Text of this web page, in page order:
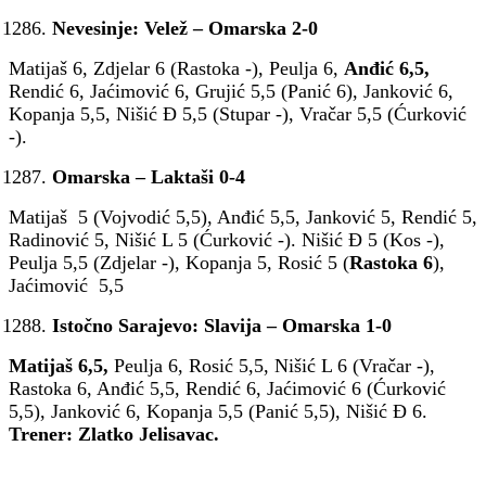
Nevesinje: Velež – Omarska 2-0
Matijaš 6, Zdjelar 6 (Rastoka -), Peulja 6, Anđić 6,5,
Rendić 6, Jaćimović 6, Grujić 5,5 (Panić 6), Janković 6,
Kopanja 5,5, Nišić Đ 5,5 (Stupar -), Vračar 5,5 (Ćurković
-).
Omarska – Laktaši 0-4
Matijaš 5 (Vojvodić 5,5), Anđić 5,5, Janković 5, Rendić 5,
Radinović 5, Nišić L 5 (Ćurković -). Nišić Đ 5 (Kos -),
Peulja 5,5 (Zdjelar -), Kopanja 5, Rosić 5 (Rastoka 6),
Jaćimović 5,5
Istočno Sarajevo: Slavija – Omarska 1-0
Matijaš 6,5, Peulja 6, Rosić 5,5, Nišić L 6 (Vračar -),
Rastoka 6, Anđić 5,5, Rendić 6, Jaćimović 6 (Ćurković
5,5), Janković 6, Kopanja 5,5 (Panić 5,5), Nišić Đ 6.
Trener: Zlatko Jelisavac.